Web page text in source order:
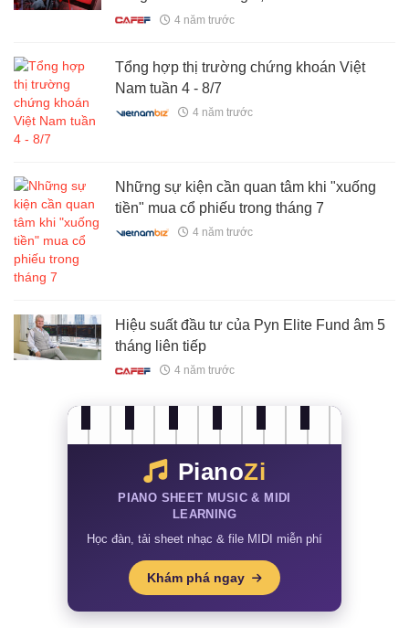
4 năm trước
Tổng hợp thị trường chứng khoán Việt
Nam tuần 4 - 8/7
4 năm trước
Những sự kiện cần quan tâm khi "xuống
tiền" mua cổ phiếu trong tháng 7
4 năm trước
Hiệu suất đầu tư của Pyn Elite Fund âm 5
tháng liên tiếp
4 năm trước
PianoZi
PIANO SHEET MUSIC & MIDI
LEARNING
Học đàn, tải sheet nhạc & file MIDI miễn phí
Khám phá ngay